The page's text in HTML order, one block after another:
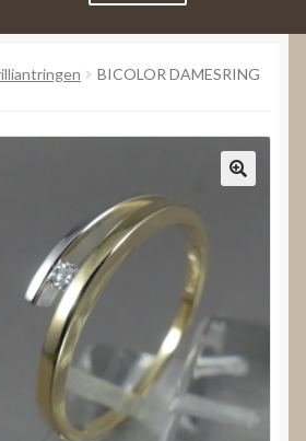
Submenu
uitvouwen
BICOLOR DAMESRING